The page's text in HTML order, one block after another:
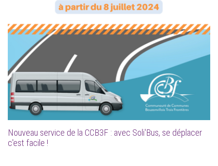
Nouveau service de la CCB3F : avec Soli'Bus, se déplacer
c'est facile !